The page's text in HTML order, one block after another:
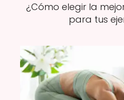
¿Cómo elegir la
para tus